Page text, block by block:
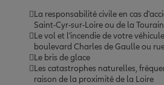
La responsabilité civile en cas
Saint-Cyr-sur-Loire ou de la
Le vol et l'incendie de votre
boulevard Charles de Gaulle ou
Le bris de glace
Les catastrophes naturelles,
raison de la proximité de la Loire